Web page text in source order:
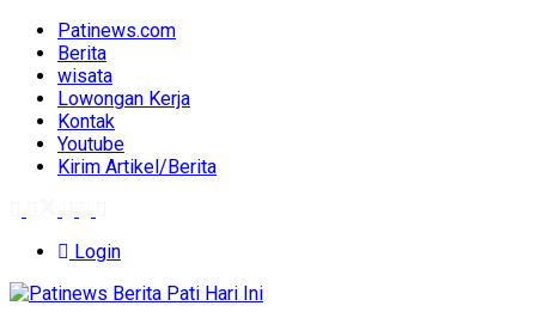
Patinews.com
Berita
wisata
Lowongan Kerja
Kontak
Youtube
Kirim Artikel/Berita
Login